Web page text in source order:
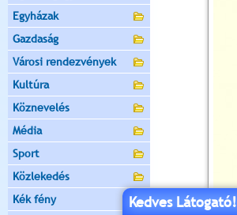
Egyházak
Gazdaság
Városi rendezvények
Kultúra
Köznevelés
Média
Sport
Közlekedés
Kék fény
Kedves Látogató!